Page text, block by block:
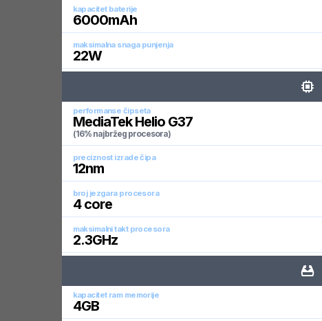
kapacitet baterije
6000mAh
maksimalna snaga punjenja
22W
performanse čipseta
MediaTek Helio G37
(16% najbržeg procesora)
preciznost izrade čipa
12nm
broj jezgara procesora
4core
maksimalni takt procesora
2.3GHz
kapacitet ram memorije
4GB